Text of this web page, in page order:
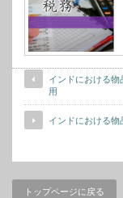
インドにおける
用
インドにおける
トップページに戻る